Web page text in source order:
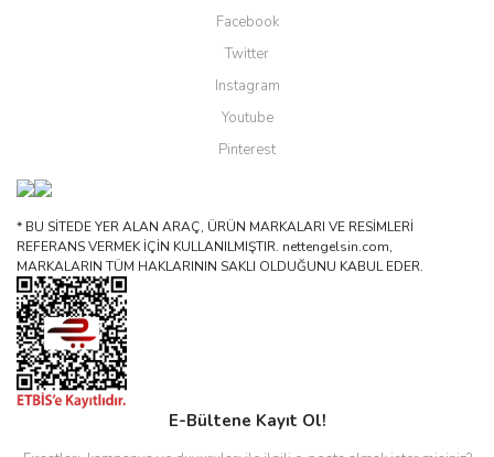
Facebook
Twitter
Instagram
Youtube
Pinterest
* BU SİTEDE YER ALAN ARAÇ, ÜRÜN MARKALARI VE RESİMLERİ
REFERANS VERMEK İÇİN KULLANILMIŞTIR. nettengelsin.com,
MARKALARIN TÜM HAKLARININ SAKLI OLDUĞUNU KABUL EDER.
E-Bültene Kayıt Ol!